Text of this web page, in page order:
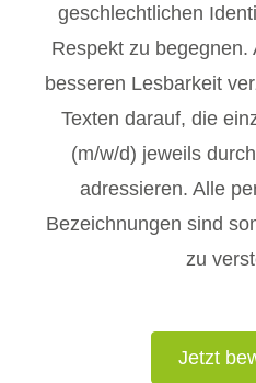
geschlechtlichen
Respekt zu
besseren Lesbarkeit
Texten darauf, die
(m/w/d) jeweils
adressieren. Alle
Bezeichnungen sind
zu
Jetzt